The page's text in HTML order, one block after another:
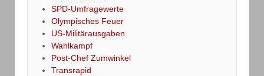
SPD-Umfragewerte
Olympisches Feuer
US-Militärausgaben
Wahlkampf
Post-Chef Zumwinkel
Transrapid